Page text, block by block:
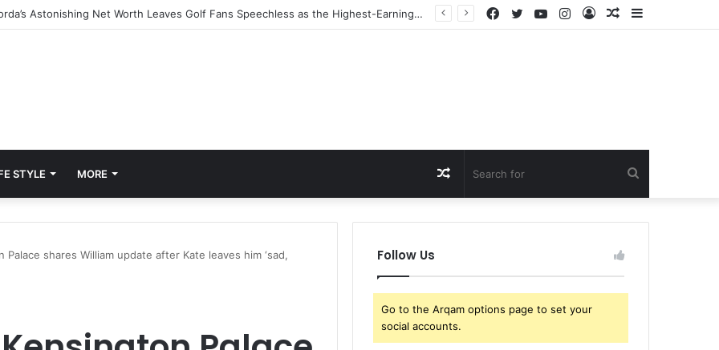
Just In: Coco Gauff Ignites a Firestorm Across the Tennis World as Her Powerful Remarks on the Transgender Athlete Debate Leave Fans Bitterly Divided
Random
Log
Instagram
YouTube
Twitter
Facebook
STYLE MORE
for
Random
Article
Palace shares William update after Kate leaves him ‘sad,
Follow Us
Go to the Arqam options page to set your
social accounts.